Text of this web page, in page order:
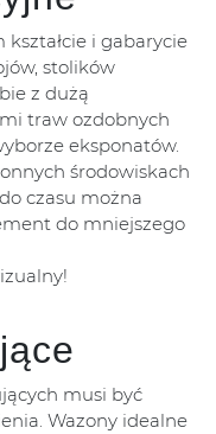
i gabarycie
stolików
z dużą
traw ozdobnych
eksponatów.
środowiskach
czasu można
do mniejszego
musi być
Wazony idealne